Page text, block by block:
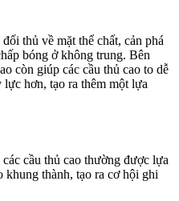
thủ về mặt thể chất, cản phá
bóng ở không trung. Bên
còn giúp các cầu thủ cao to dễ
hơn, tạo ra thêm một lựa
cầu thủ cao thường được lựa
khung thành, tạo ra cơ hội ghi